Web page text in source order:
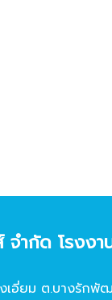
จํากัด โรงง
อี่ยม ต.บางรักพัฒ